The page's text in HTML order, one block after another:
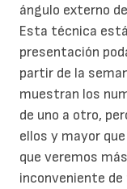
ángulo externo
Esta técnica
presentación
partir de la
muestran los
de uno a otro,
ellos y mayor
que veremos
inconveniente de